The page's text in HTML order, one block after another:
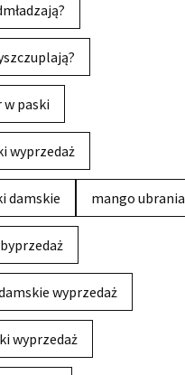
paski
wyprzedaż
damskie mango ubrania
wyprzedaż
wyprzedaż